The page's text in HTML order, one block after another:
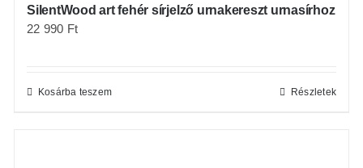
SilentWood art fehér sírjelző urnakereszt urnasírhoz
22 990 Ft
Kosárba teszem Részletek